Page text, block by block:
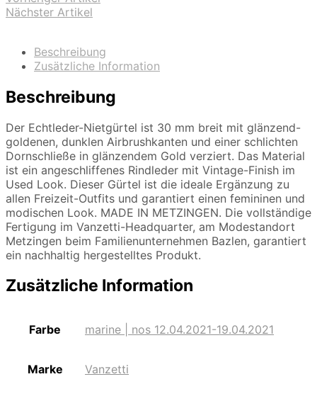
Nächster Artikel
Beschreibung
Zusätzliche Information
Beschreibung
Der Echtleder-Nietgürtel ist 30 mm breit mit glänzend-
goldenen, dunklen Airbrushkanten und einer schlichten
Dornschließe in glänzendem Gold verziert. Das Material
ist ein angeschliffenes Rindleder mit Vintage-Finish im
Used Look. Dieser Gürtel ist die ideale Ergänzung zu
allen Freizeit-Outfits und garantiert einen femininen und
modischen Look. MADE IN METZINGEN. Die vollständige
Fertigung im Vanzetti-Headquarter, am Modestandort
Metzingen beim Familienunternehmen Bazlen, garantiert
ein nachhaltig hergestelltes Produkt.
Zusätzliche Information
Farbe marine | nos 12.04.2021-19.04.2021
Marke Vanzetti